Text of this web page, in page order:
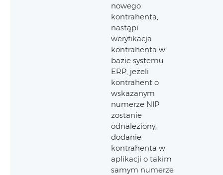
nowego
kontrahenta,
nastąpi
weryfikacja
kontrahenta w
bazie systemu
ERP, jeżeli
kontrahent o
wskazanym
numerze NIP
zostanie
odnaleziony,
dodanie
kontrahenta w
aplikacji o takim
samym numerze